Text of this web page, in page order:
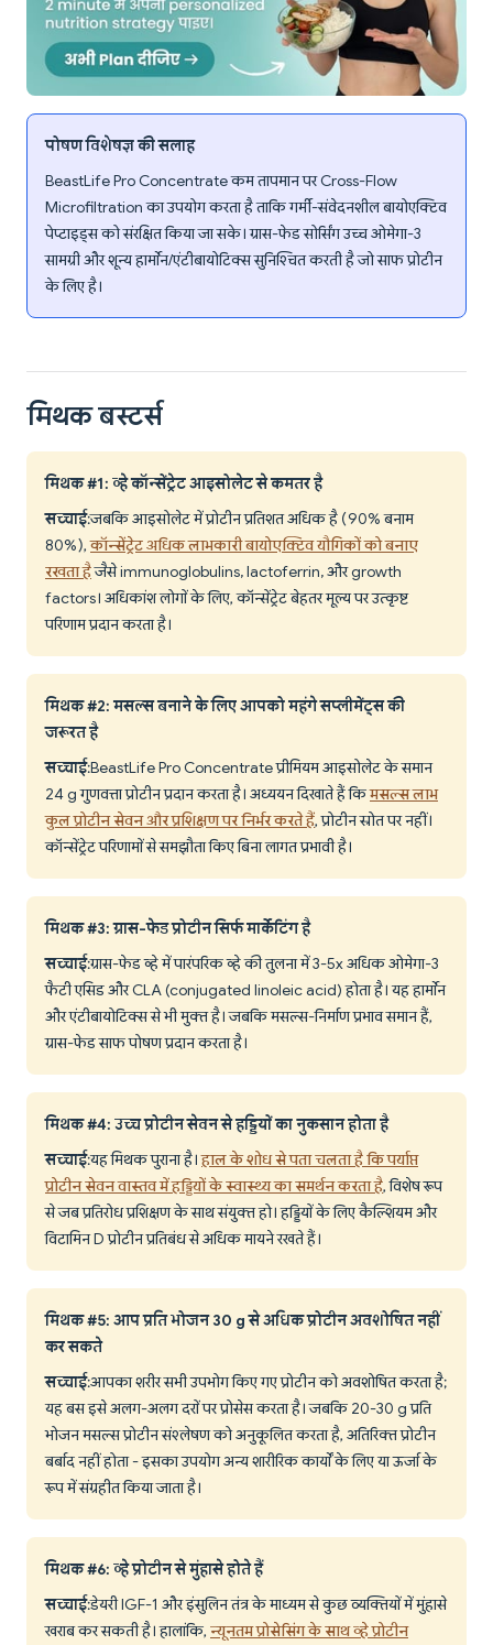
पोषण विशेषज्ञ की सलाह
BeastLife Pro Concentrate कम तापमान पर Cross-Flow
Microfiltration का उपयोग करता है ताकि गर्मी-संवेदनशील बायोएक्टिव
पेप्टाइड्स को संरक्षित किया जा सके। ग्रास-फेड सोर्सिंग उच्च ओमेगा-3
सामग्री और शून्य हार्मोन/एंटीबायोटिक्स सुनिश्चित करती है जो साफ प्रोटीन
के लिए है।
मिथक बस्टर्स
मिथक #1: व्हे कॉन्सेंट्रेट आइसोलेट से कमतर है
सच्चाई: जबकि आइसोलेट में प्रोटीन प्रतिशत अधिक है (90% बनाम
80%),कॉन्सेंट्रेट अधिक लाभकारी बायोएक्टिव यौगिकों को बनाए
रखता हैजैसे immunoglobulins, lactoferrin, और growth
factors। अधिकांश लोगों के लिए, कॉन्सेंट्रेट बेहतर मूल्य पर उत्कृष्ट
परिणाम प्रदान करता है।
मिथक #2: मसल्स बनाने के लिए आपको महंगे सप्लीमेंट्स की
जरूरत है
सच्चाई: BeastLife Pro Concentrate प्रीमियम आइसोलेट के समान
24 g गुणवत्ता प्रोटीन प्रदान करता है। अध्ययन दिखाते हैं किमसल्स लाभ
कुल प्रोटीन सेवन और प्रशिक्षण पर निर्भर करते हैं, प्रोटीन स्रोत पर नहीं।
कॉन्सेंट्रेट परिणामों से समझौता किए बिना लागत प्रभावी है।
मिथक #3: ग्रास-फेड प्रोटीन सिर्फ मार्केटिंग है
सच्चाई: ग्रास-फेड व्हे में पारंपरिक व्हे की तुलना में 3-5x अधिक ओमेगा-3
फैटी एसिड और CLA (conjugated linoleic acid) होता है। यह हार्मोन
और एंटीबायोटिक्स से भी मुक्त है। जबकि मसल्स-निर्माण प्रभाव समान हैं,
ग्रास-फेड साफ पोषण प्रदान करता है।
मिथक #4: उच्च प्रोटीन सेवन से हड्डियों का नुकसान होता है
सच्चाई: यह मिथक पुराना है।हाल के शोध से पता चलता है कि पर्याप्त
प्रोटीन सेवन वास्तव में हड्डियों के स्वास्थ्य का समर्थन करता है, विशेष रूप
से जब प्रतिरोध प्रशिक्षण के साथ संयुक्त हो। हड्डियों के लिए कैल्शियम और
विटामिन D प्रोटीन प्रतिबंध से अधिक मायने रखते हैं।
मिथक #5: आप प्रति भोजन 30 g से अधिक प्रोटीन अवशोषित नहीं
कर सकते
सच्चाई: आपका शरीर सभी उपभोग किए गए प्रोटीन को अवशोषित करता है;
यह बस इसे अलग-अलग दरों पर प्रोसेस करता है। जबकि 20-30 g प्रति
भोजन मसल्स प्रोटीन संश्लेषण को अनुकूलित करता है, अतिरिक्त प्रोटीन
बर्बाद नहीं होता - इसका उपयोग अन्य शारीरिक कार्यों के लिए या ऊर्जा के
रूप में संग्रहीत किया जाता है।
मिथक #6: व्हे प्रोटीन से मुंहासे होते हैं
सच्चाई: डेयरी IGF-1 और इंसुलिन तंत्र के माध्यम से कुछ व्यक्तियों में मुंहासे
खराब कर सकती है। हालांकि, न्यूनतम प्रोसेसिंग के साथ व्हे प्रोटीन